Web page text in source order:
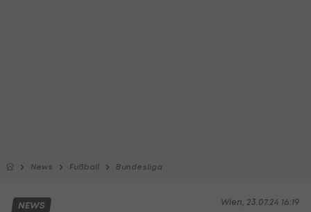
News Fußball Bundesliga
Wien, 23.07.24 16:19
NEWS